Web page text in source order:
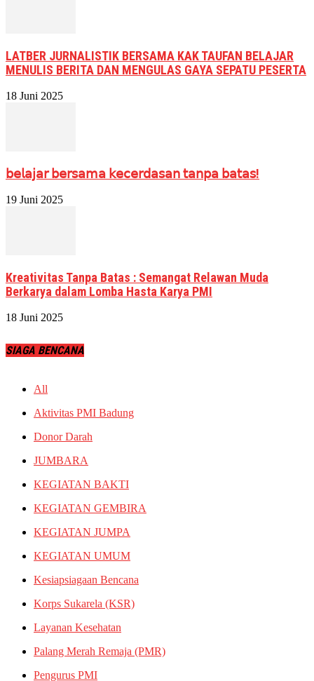
LATBER JURNALISTIK BERSAMA KAK TAUFAN BELAJAR
MENULIS BERITA DAN MENGULAS GAYA SEPATU PESERTA
18 Juni 2025
𝖻𝖾𝗅𝖺𝗃𝖺𝗋 𝖻𝖾𝗋𝗌𝖺𝗆𝖺 𝗄𝖾𝖼𝖾𝗋𝖽𝖺𝗌𝖺𝗇 𝗍𝖺𝗇𝗉𝖺 𝖻𝖺𝗍𝖺𝗌!
19 Juni 2025
Kreativitas Tanpa Batas : Semangat Relawan Muda
Berkarya dalam Lomba Hasta Karya PMI
18 Juni 2025
SIAGA BENCANA
All
Aktivitas PMI Badung
Donor Darah
JUMBARA
KEGIATAN BAKTI
KEGIATAN GEMBIRA
KEGIATAN JUMPA
KEGIATAN UMUM
Kesiapsiagaan Bencana
Korps Sukarela (KSR)
Layanan Kesehatan
Palang Merah Remaja (PMR)
Pengurus PMI